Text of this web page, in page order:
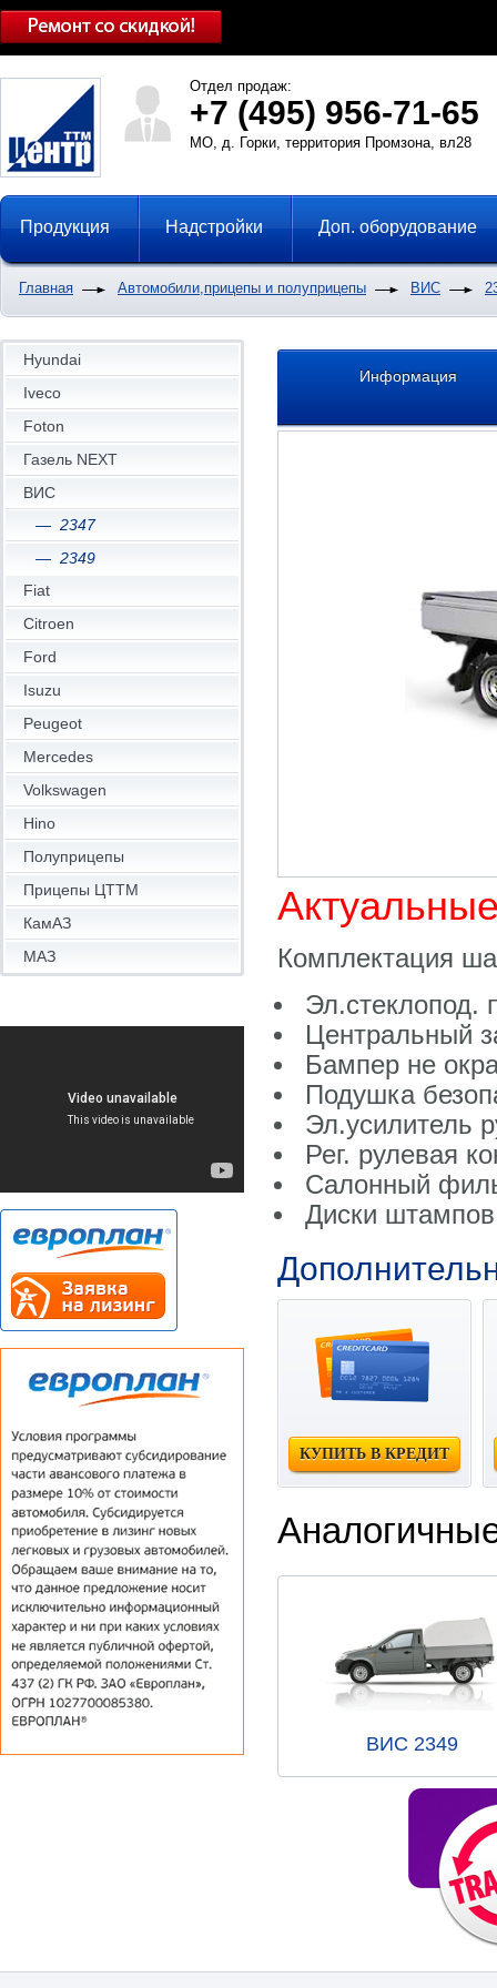
Отдел продаж:
+7 (495) 956-71-65
МО, д. Горки, территория Промзона, вл28
Продукция Надстройки Доп. оборудование
Главная Автомобили,прицепы и полуприцепы ВИС
Информация
Комплектация
Эл.стеклопод.
Центральный
Бампер не
Подушка
Эл.усилитель
Рег. рулевая
Салонный
Диски
КУПИТЬ В КРЕДИТ
ВИС 2349
Hyundai
Iveco
Foton
Газель NEXT
ВИС
2347
2349
Fiat
Citroen
Ford
Isuzu
Peugeot
Mercedes
Volkswagen
Hino
Полуприцепы
Прицепы ЦТТМ
КамАЗ
МАЗ